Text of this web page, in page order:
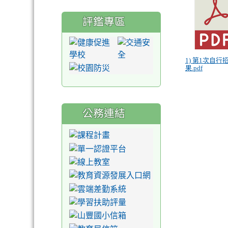
1) 第1次自行
果.pdf
評鑑專區
公務連結